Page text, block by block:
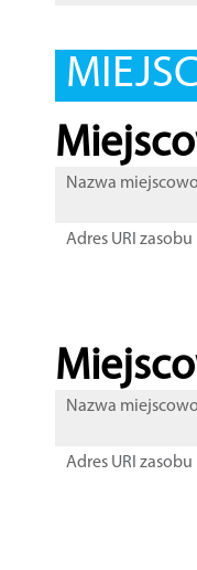
Nazwa
Adres URI zasobu
Nazwa
Adres URI zasobu